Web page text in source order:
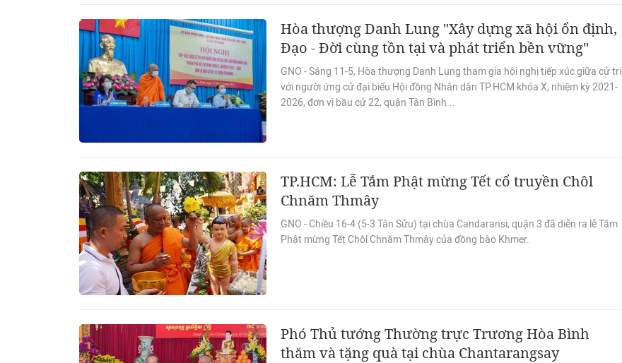
Hòa thượng Danh Lung "Xây dựng xã hội ổn định,
Đạo - Đời cùng tồn tại và phát triển bền vững"
GNO - Sáng 11-5, Hòa thượng Danh Lung tham gia hội nghị tiếp xúc giữa cử tri
với người ứng cử đại biểu Hội đồng Nhân dân TP.HCM khóa X, nhiệm kỳ 2021-
2026, đơn vị bầu cử 22, quận Tân Bình...
TP.HCM: Lễ Tắm Phật mừng Tết cổ truyền Chôl
Chnăm Thmây
GNO - Chiều 16-4 (5-3 Tân Sửu) tại chùa Candaransi, quận 3 đã diễn ra lễ Tắm
Phật mừng Tết Chôl Chnăm Thmây của đồng bào Khmer.
Phó Thủ tướng Thường trực Trương Hòa Bình
thăm và tặng quà tại chùa Chantarangsay